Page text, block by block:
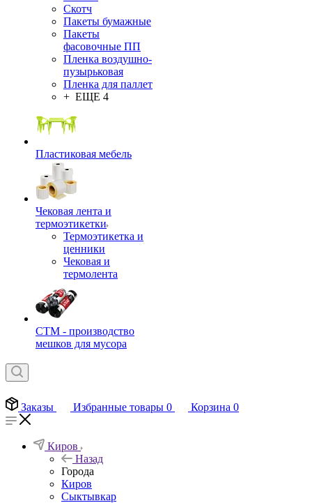
Скотч
Пакеты бумажные
Пакеты
фасовочные ПП
Пленка воздушно-
пузырьковая
Пленка для паллет
+ ЕЩЕ 4
Пластиковая мебель
Чековая лента и
термоэтикетки
Термоэтикетка и
ценники
Чековая и
термолента
СТМ - производство
мешков для мусора
Заказы Избранные товары 0 Корзина 0
Киров
Назад
Города
Киров
Сыктывкар